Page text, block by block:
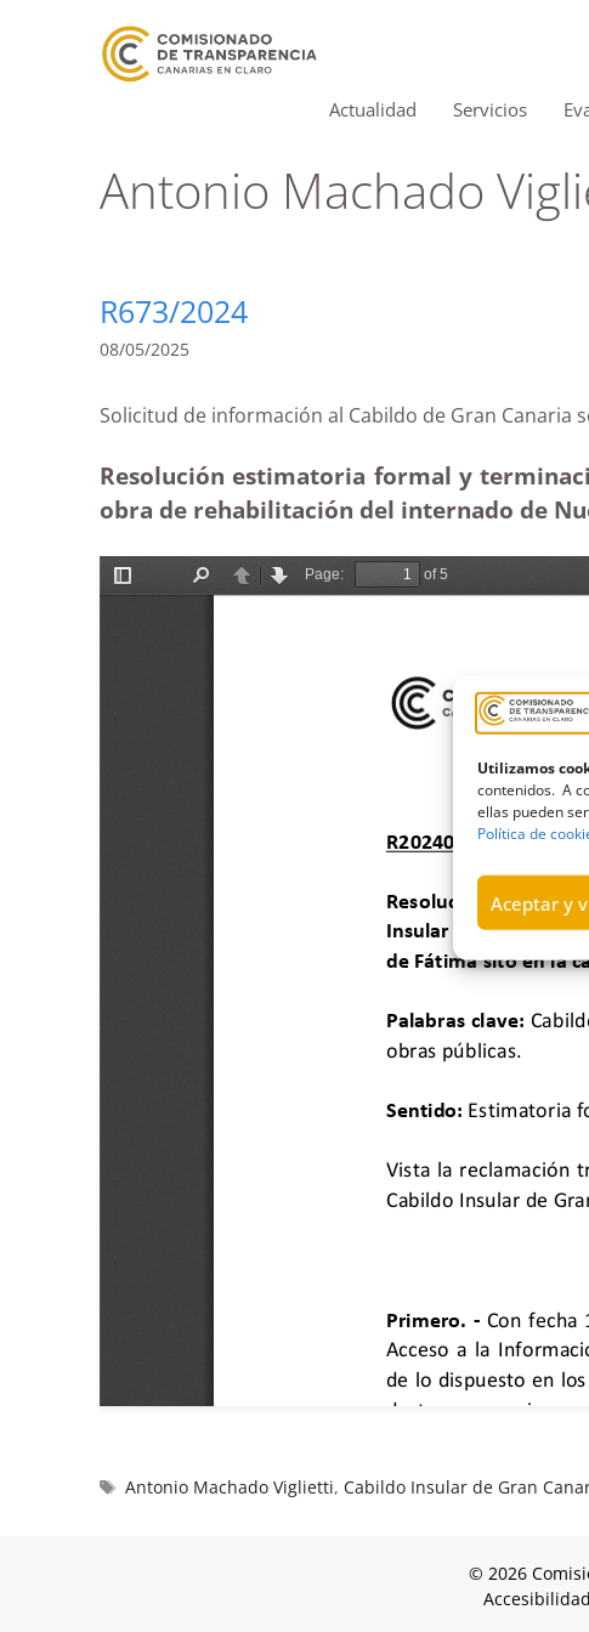
Utilizamos
contenidos. A
ellas pueden
Política de
Aceptar y
Actualidad Servicios
Antonio Machado
R673/2024
08/05/2025
Solicitud de información al Cabildo de Gran
Resolución estimatoria formal y
obra de rehabilitación del internado de
Antonio Machado Viglietti,Cabildo Insular de Gran
© 2026
Accesibilidad